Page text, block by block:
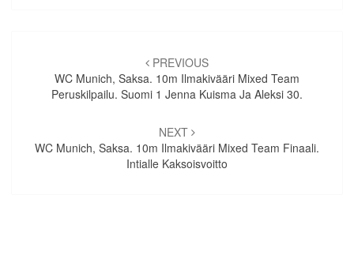
selaus
PREVIOUS
WC Munich, Saksa. 10m Ilmakivääri Mixed Team
Peruskilpailu. Suomi 1 Jenna Kuisma Ja Aleksi 30.
NEXT
WC Munich, Saksa. 10m Ilmakivääri Mixed Team Finaali.
Intialle Kaksoisvoitto